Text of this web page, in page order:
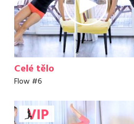
Celé tělo
Flow #6